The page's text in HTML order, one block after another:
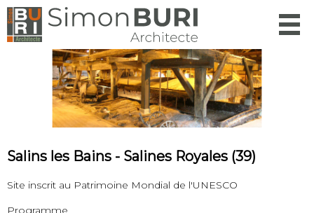
Salins les Bains - Salines Royales (39)
Site inscrit au Patrimoine Mondial de l'UNESCO
Programme